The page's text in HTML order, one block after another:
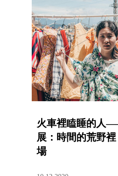
火車裡瞌睡的人
展：時間的荒野
場